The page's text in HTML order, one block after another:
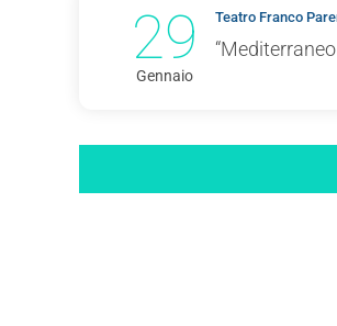
29
Gennaio
Teatro Franco